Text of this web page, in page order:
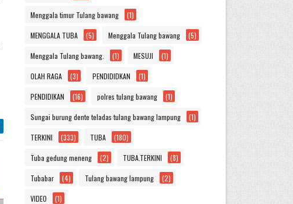
Menggala timur Tulang bawang (1)
MENGGALA TUBA (5) Menggala Tulang bawang (5)
Menggala Tulang bawang. (1) MESUJI (1)
OLAH RAGA (3) PENDIDIDKAN (1)
PENDIDIKAN (16) polres tulang bawang (1)
Sungai burung dente teladas tulang bawang lampung (1)
TERKINI (333) TUBA (180)
Tuba gedung meneng (2) TUBA.TERKINI (8)
Tubabar (4) Tulang bawang lampung (2)
VIDEO (1)